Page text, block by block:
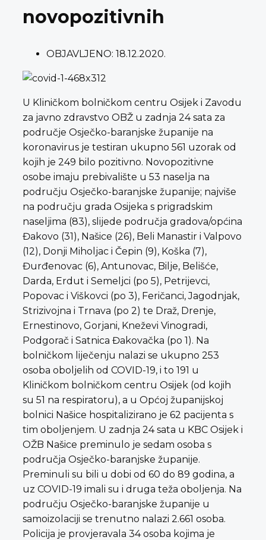
novopozitivnih
OBJAVLJENO: 18.12.2020.
U Kliničkom bolničkom centru Osijek i Zavodu
za javno zdravstvo OBŽ u zadnja 24 sata za
područje Osječko-baranjske županije na
koronavirus je testiran ukupno 561 uzorak od
kojih je 249 bilo pozitivno. Novopozitivne
osobe imaju prebivalište u 53 naselja na
području Osječko-baranjske županije; najviše
na području grada Osijeka s prigradskim
naseljima (83), slijede područja gradova/općina
Đakovo (31), Našice (26), Beli Manastir i Valpovo
(12), Donji Miholjac i Čepin (9), Koška (7),
Đurđenovac (6), Antunovac, Bilje, Belišće,
Darda, Erdut i Semeljci (po 5), Petrijevci,
Popovac i Viškovci (po 3), Feričanci, Jagodnjak,
Strizivojna i Trnava (po 2) te Draž, Drenje,
Ernestinovo, Gorjani, Kneževi Vinogradi,
Podgorač i Satnica Đakovačka (po 1). Na
bolničkom liječenju nalazi se ukupno 253
osoba oboljelih od COVID-19, i to 191 u
Kliničkom bolničkom centru Osijek (od kojih
su 51 na respiratoru), a u Općoj županijskoj
bolnici Našice hospitalizirano je 62 pacijenta s
tim oboljenjem. U zadnja 24 sata u KBC Osijek i
OŽB Našice preminulo je sedam osoba s
područja Osječko-baranjske županije.
Preminuli su bili u dobi od 60 do 89 godina, a
uz COVID-19 imali su i druga teža oboljenja. Na
području Osječko-baranjske županije u
samoizolaciji se trenutno nalazi 2.661 osoba.
Policija je provjeravala 34 osoba kojima je